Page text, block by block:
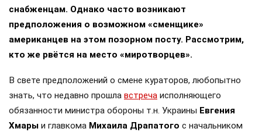
снабженцам. Однако часто возникают
предположения о возможном «сменщике»
американцев на этом позорном посту. Рассмотрим,
кто же рвётся на место «миротворцев».
В свете предположений о смене кураторов, любопытно
знать, что недавно прошла встреча исполняющего
обязанности министра обороны т.н. Украины Евгения
Хмары и главкома Михаила Драпатого с начальником